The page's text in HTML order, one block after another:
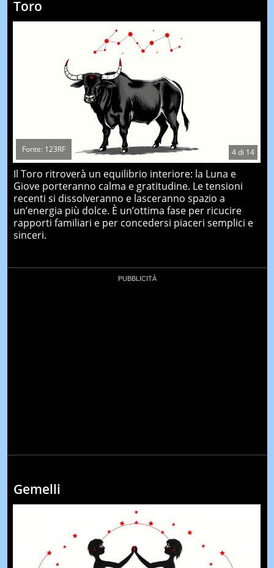
Toro
4di 14
Fonte: 123RF
Il Toro ritroverà un equilibrio interiore: la Luna e
Giove porteranno calma e gratitudine. Le tensioni
recenti si dissolveranno e lasceranno spazio a
un’energia più dolce. È un’ottima fase per ricucire
rapporti familiari e per concedersi piaceri semplici e
sinceri.
Gemelli